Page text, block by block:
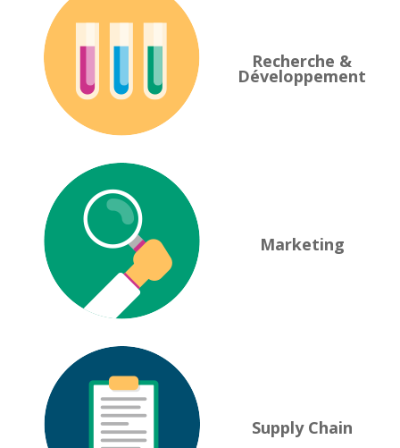
Recherche &
Développement
Marketing
Supply Chain